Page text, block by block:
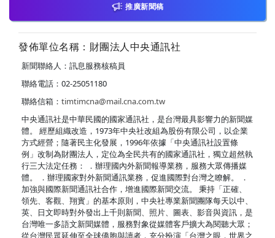
推廣新聞稿
發佈單位名稱：財團法人中央通訊社
新聞聯絡人：訊息服務核稿員
聯絡電話：02-25051180
聯絡信箱： timtimcna@mail.cna.com.tw
中央通訊社是中華民國的國家通訊社，是台灣最具影響力的新聞媒
體。 經歷組織改造，1973年中央社改組為股份有限公司，以企業
方式經營；隨著民主化發展，1996年依據「中央通訊社設置條
例」改制為財團法人，定位為全民共有的國家通訊社，獨立超然執
行三大法定任務： ．辦理國內外新聞報導業務，服務大眾傳播媒
體。 ．辦理國家對外新聞通訊業務，促進國際對台灣之瞭解。 ．
加強與國際新聞通訊社合作，增進國際新聞交流。 秉持「正確、
領先、客觀、翔實」的基本原則，中央社專業新聞團隊每天以中、
英、日文即時對外發出上千則新聞、照片、圖表、影音與資訊，是
台灣唯一多語文新聞媒體，服務對象從媒體客戶擴大為閱聽大眾；
從台灣民眾延伸至全球僑胞與讀者，充分扮演「台灣之眼，世界之